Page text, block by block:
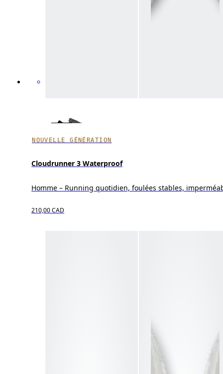
NOUVELLE GÉNÉRATION
Cloudrunner 3 Waterproof
Homme – Running quotidien, foulées stables,
210,00 CAD